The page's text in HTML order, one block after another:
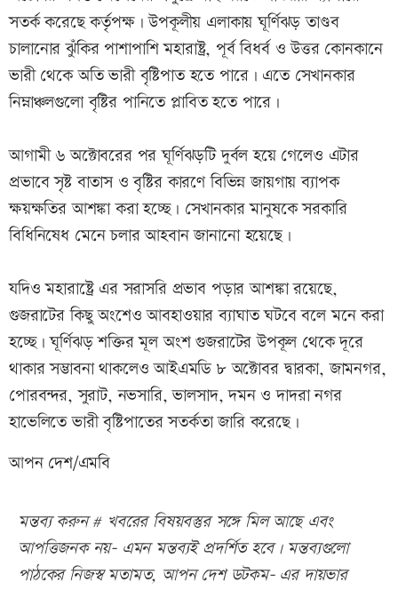
সতর্ক করেছে কর্তৃপক্ষ। উপকূলীয় এলাকায় ঘূর্ণিঝড় তাণ্ডব
চালানোর ঝুঁকির পাশাপাশি মহারাষ্ট্র, পূর্ব বিধর্ব ও উত্তর কোনকানে
ভারী থেকে অতি ভারী বৃষ্টিপাত হতে পারে। এতে সেখানকার
নিম্নাঞ্চলগুলো বৃষ্টির পানিতে প্লাবিত হতে পারে।
আগামী ৬ অক্টোবরের পর ঘূর্ণিঝড়টি দুর্বল হয়ে গেলেও এটার
প্রভাবে সৃষ্ট বাতাস ও বৃষ্টির কারণে বিভিন্ন জায়গায় ব্যাপক
ক্ষয়ক্ষতির আশঙ্কা করা হচ্ছে। সেখানকার মানুষকে সরকারি
বিধিনিষেধ মেনে চলার আহবান জানানো হয়েছে।
যদিও মহারাষ্ট্রে এর সরাসরি প্রভাব পড়ার আশঙ্কা রয়েছে,
গুজরাটের কিছু অংশেও আবহাওয়ার ব্যাঘাত ঘটবে বলে মনে করা
হচ্ছে। ঘূর্ণিঝড় শক্তির মূল অংশ গুজরাটের উপকূল থেকে দূরে
থাকার সম্ভাবনা থাকলেও আইএমডি ৮ অক্টোবর দ্বারকা, জামনগর,
পোরবন্দর, সুরাট, নভসারি, ভালসাদ, দমন ও দাদরা নগর
হাভেলিতে ভারী বৃষ্টিপাতের সতর্কতা জারি করেছে।
আপন দেশ/এমবি
মন্তব্য করুন # খবরের বিষয়বস্তুর সঙ্গে মিল আছে এবং
আপত্তিজনক নয়- এমন মন্তব্যই প্রদর্শিত হবে। মন্তব্যগুলো
পাঠকের নিজস্ব মতামত, আপন দেশ ডটকম- এর দায়ভার